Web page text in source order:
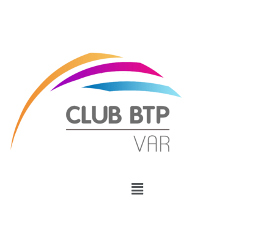
Menu